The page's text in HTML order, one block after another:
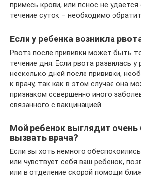
примесь крови, или понос не удается
течение суток – необходимо
Если у ребенка возникла
Рвота после прививки может быть
течение дня. Если рвота развилась у
несколько дней после прививки,
к врачу, так как в этом случае она
признаком совершенно иного
связанного с вакцинацией.
Мой ребенок выглядит
вызвать врача?
Если вы хоть немного
или чувствует себя ваш ребенок,
или в отделение скорой помощи